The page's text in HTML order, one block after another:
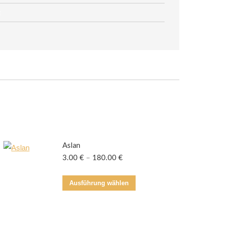
Aslan
3.00 € – 180.00 €
Ausführung wählen